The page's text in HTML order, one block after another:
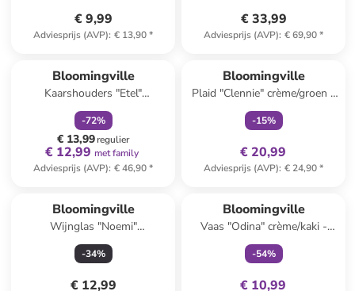
€ 9,99
Adviesprijs (AVP): € 13,90*
€ 33,99
Adviesprijs (AVP): € 69,90*
Bloomingville
Kaarshouders "Etel"
zwart/goudkleurig - (H)10,5 x
Ø 8 cm
-72%
€ 13,99regulier
€ 12,99 met family
Adviesprijs (AVP): € 46,90*
Bloomingville
Plaid "Clennie" crème/groen -
(L)160 x (B)130 cm
-15%
€ 20,99
Adviesprijs (AVP): € 24,90*
Bloomingville
Wijnglas "Noemi"
transparant/blauw - 220 ml
-34%
€ 12,99
Bloomingville
Vaas "Odina" crème/kaki -
(H)21 x Ø 9 cm
-54%
€ 10,99